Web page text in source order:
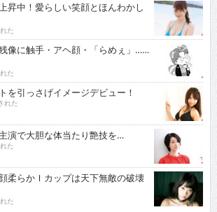
中！愛らしい笑顔とほんわかし
た
像に触手・アヘ顔・「らめぇ」……
た
引っさげイメージデビュー！
れた
演で大胆な体当たり艶技を…
た
らかＩカップは天下無敵の破壊
た